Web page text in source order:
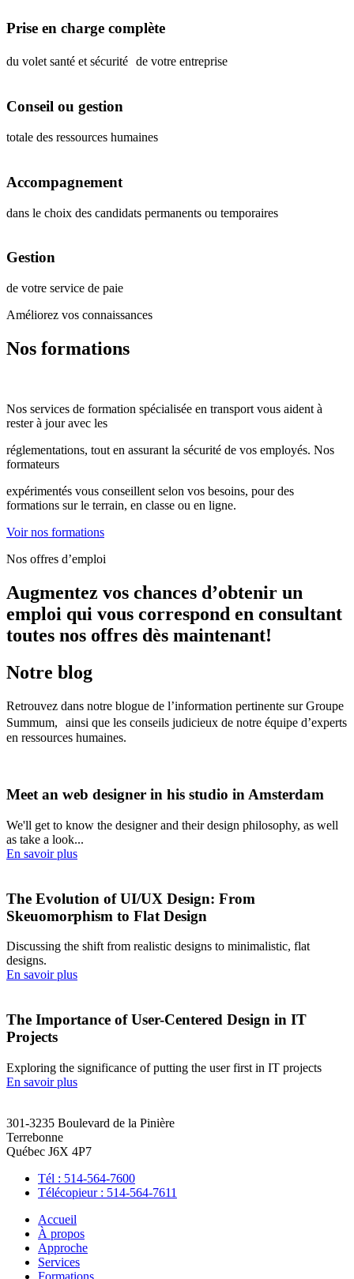
Prise en charge complète
du volet santé et sécurité de votre entreprise
Conseil ou gestion
totale des ressources humaines
Accompagnement
dans le choix des candidats permanents ou temporaires
Gestion
de votre service de paie
Améliorez vos connaissances
Nos formations
Nos services de formation spécialisée en transport vous aident à
rester à jour avec les
réglementations, tout en assurant la sécurité de vos employés. Nos
formateurs
expérimentés vous conseillent selon vos besoins, pour des
formations sur le terrain, en classe ou en ligne.
Voir nos formations
Nos offres d’emploi
Augmentez vos chances d’obtenir un
emploi qui vous correspond en consultant
toutes nos offres dès maintenant!
Notre blog
Retrouvez dans notre blogue de l’information pertinente sur Groupe
Summum, ainsi que les conseils judicieux de notre équipe d’experts
en ressources humaines.
Meet an web designer in his studio in Amsterdam
We'll get to know the designer and their design philosophy, as well
as take a look...
En savoir plus
The Evolution of UI/UX Design: From
Skeuomorphism to Flat Design
Discussing the shift from realistic designs to minimalistic, flat
designs.
En savoir plus
The Importance of User-Centered Design in IT
Projects
Exploring the significance of putting the user first in IT projects
En savoir plus
301-3235 Boulevard de la Pinière
Terrebonne
Québec J6X 4P7
Tél : 514-564-7600
Télécopieur : 514-564-7611
Accueil
À propos
Approche
Services
Formations